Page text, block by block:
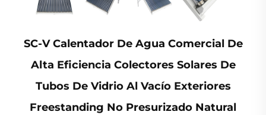
SC-V Calentador De Agua Comercial De
Alta Eficiencia Colectores Solares De
Tubos De Vidrio Al Vacío Exteriores
Freestanding No Presurizado Natural